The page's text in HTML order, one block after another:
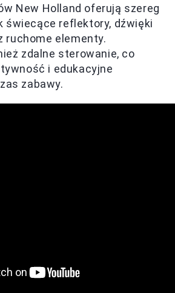
New Holland oferują szereg
świecące reflektory, dźwięki
ruchome elementy.
zdalne sterowanie, co
i edukacyjne
zabawy.